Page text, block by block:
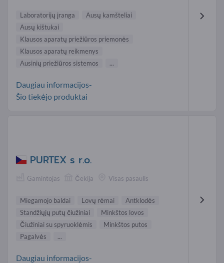
Laboratorijų įranga
Ausų kamšteliai
Ausų kištukai
Klausos aparatų priežiūros priemonės
Klausos aparatų reikmenys
Ausinių priežiūros sistemos
...
Daugiau informacijos-
Šio tiekėjo produktai
PURTEX s r.o.
Gamintojas Čekija Visas pasaulis
Miegamojo baldai Lovų rėmai
Antklodės
Standžiųjų putų čiužiniai
Minkštos lovos
Čiužiniai su spyruoklėmis
Minkštos putos
Pagalvės
...
Daugiau informacijos-